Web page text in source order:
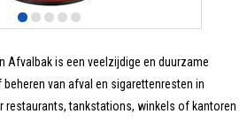
Afvalbak is een veelzijdige en duurzame
van afval en sigarettenresten in
restaurants, tankstations, winkels of kantoren